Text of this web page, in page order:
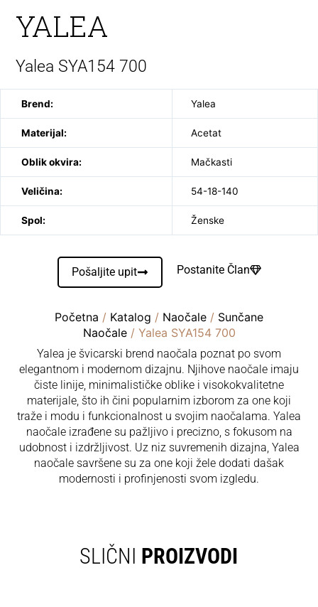
YALEA
Yalea SYA154 700
Brend: Yalea
Materijal: Acetat
Oblik okvira: Mačkasti
Veličina: 54-18-140
Spol: Ženske
Pošaljite upit Postanite Član
Početna / Katalog / Naočale / Sunčane
Naočale/ Yalea SYA154 700
Yalea je švicarski brend naočala poznat po svom
elegantnom i modernom dizajnu. Njihove naočale imaju
čiste linije, minimalističke oblike i visokokvalitetne
materijale, što ih čini popularnim izborom za one koji
traže i modu i funkcionalnost u svojim naočalama. Yalea
naočale izrađene su pažljivo i precizno, s fokusom na
udobnost i izdržljivost. Uz niz suvremenih dizajna, Yalea
naočale savršene su za one koji žele dodati dašak
modernosti i profinjenosti svom izgledu.
SLIČNI PROIZVODI